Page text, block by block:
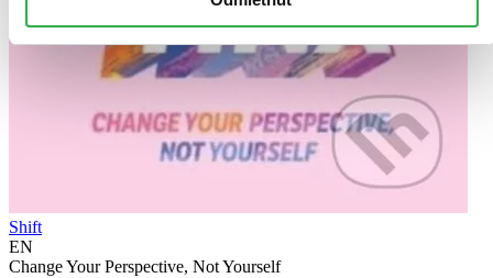
Shift
EN
Change Your Perspective, Not Yourself